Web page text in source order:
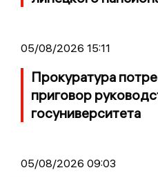
05/08/2026 15:11
Прокуратура
приговор
госуниверситета
05/08/2026 09:03